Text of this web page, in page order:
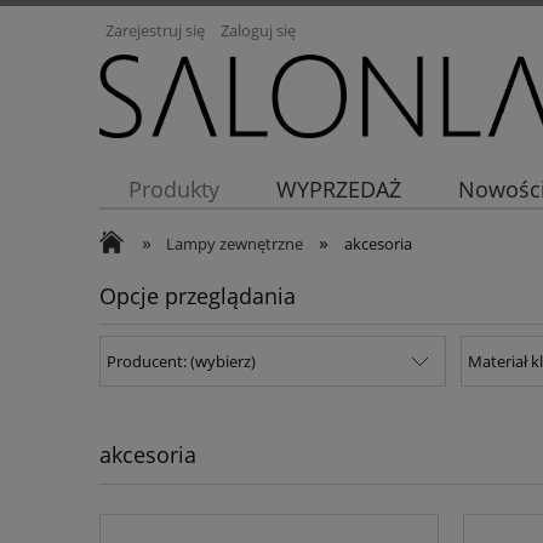
Zarejestruj się Zaloguj się
Produkty WYPRZEDAŻ Nowości
» Lampy zewnętrzne » akcesoria
Opcje przeglądania
Producent: (wybierz) Materiał
akcesoria